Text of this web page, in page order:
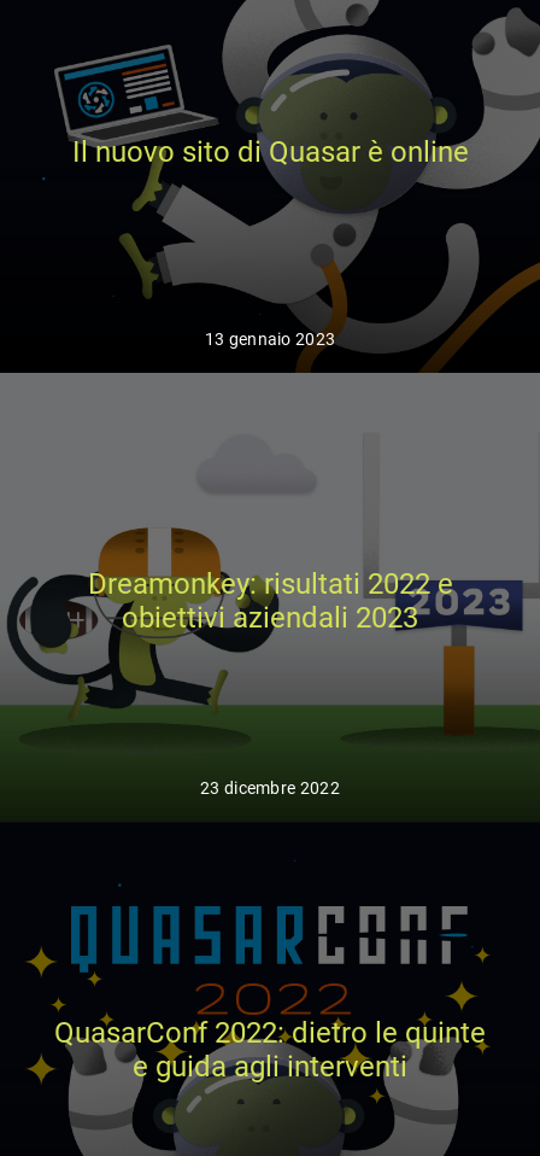
Il nuovo sito di Quasar è online
13 gennaio 2023
Dreamonkey: risultati 2022 e
obiettivi aziendali 2023
23 dicembre 2022
QuasarConf 2022: dietro le quinte
e guida agli interventi